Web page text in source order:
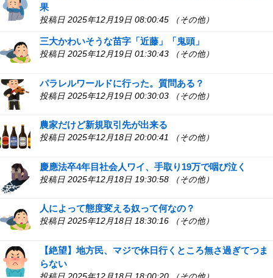
果
投稿日 2025年12月19日 08:00:45 （その他）
三大かわいそうな苗字「近藤」「鬼頭」
投稿日 2025年12月19日 01:30:43 （その他）
パラレルワールドに行った。質問ある？
投稿日 2025年12月19日 00:30:03 （その他）
農家だけど新規取引先が出来る
投稿日 2025年12月18日 20:00:41 （その他）
慶應法卒4年目社会人ワイ、手取り19万で咽び泣く
投稿日 2025年12月18日 19:30:58 （その他）
人によって態度変える奴って何なの？
投稿日 2025年12月18日 18:30:16 （その他）
【絶望】地方民、マジで休日行くところ無さ過ぎてつま
らない